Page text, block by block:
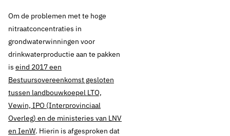
Thema's:
Drinkwaterbronnen en landbouw
Om de problemen met te hoge
nitraatconcentraties in
grondwaterwinningen voor
drinkwaterproductie aan te pakken
is eind 2017 een
Bestuursovereenkomst gesloten
tussen landbouwkoepel LTO,
Vewin, IPO (Interprovinciaal
Overleg) en de ministeries van LNV
en IenW. Hierin is afgesproken dat